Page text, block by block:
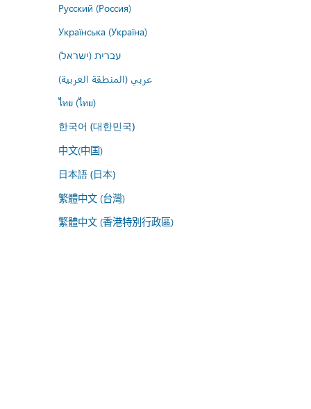
Русский (Россия)
Українська (Україна)
עברית (ישראל)
عربي (المنطقة العربية)
ไทย (ไทย)
한국어 (대한민국)
中文(中国)
日本語 (日本)
繁體中文 (台灣)
繁體中文 (香港特別行政區)